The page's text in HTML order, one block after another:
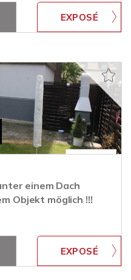
einem Dach
Objekt möglich !!!